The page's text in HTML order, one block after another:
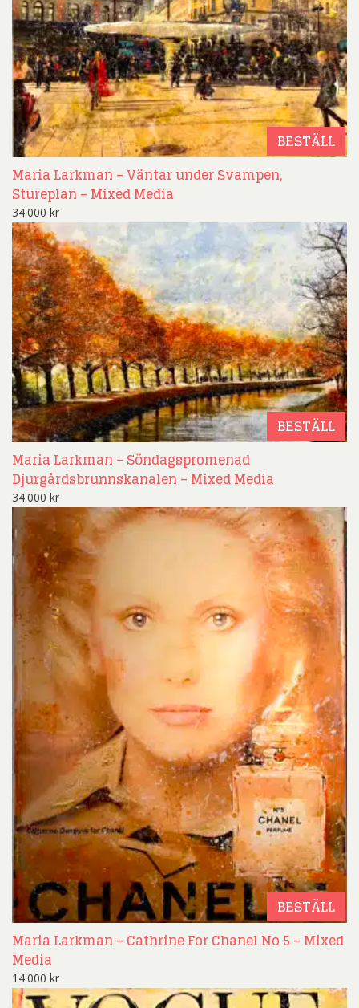
BESTÄLL
Maria Larkman – Väntar under Svampen,
Stureplan – Mixed Media
34.000 kr
BESTÄLL
Maria Larkman – Söndagspromenad
Djurgårdsbrunnskanalen – Mixed Media
34.000 kr
BESTÄLL
Maria Larkman – Cathrine For Chanel No 5 – Mixed
Media
14.000 kr